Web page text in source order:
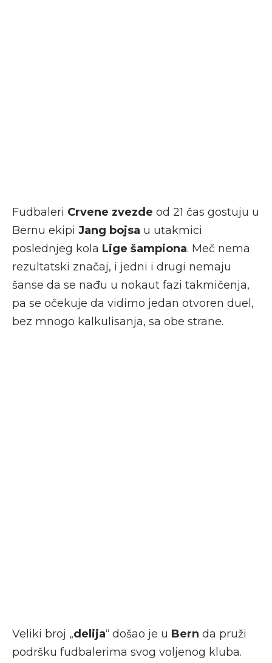
Fudbaleri Crvene zvezde od 21 čas gostuju u
Bernu ekipi Jang bojsa u utakmici
poslednjeg kola Lige šampiona. Meč nema
rezultatski značaj, i jedni i drugi nemaju
šanse da se nađu u nokaut fazi takmičenja,
pa se očekuje da vidimo jedan otvoren duel,
bez mnogo kalkulisanja, sa obe strane.
Veliki broj „delija“ došao je u Bern da pruži
podršku fudbalerima svog voljenog kluba.